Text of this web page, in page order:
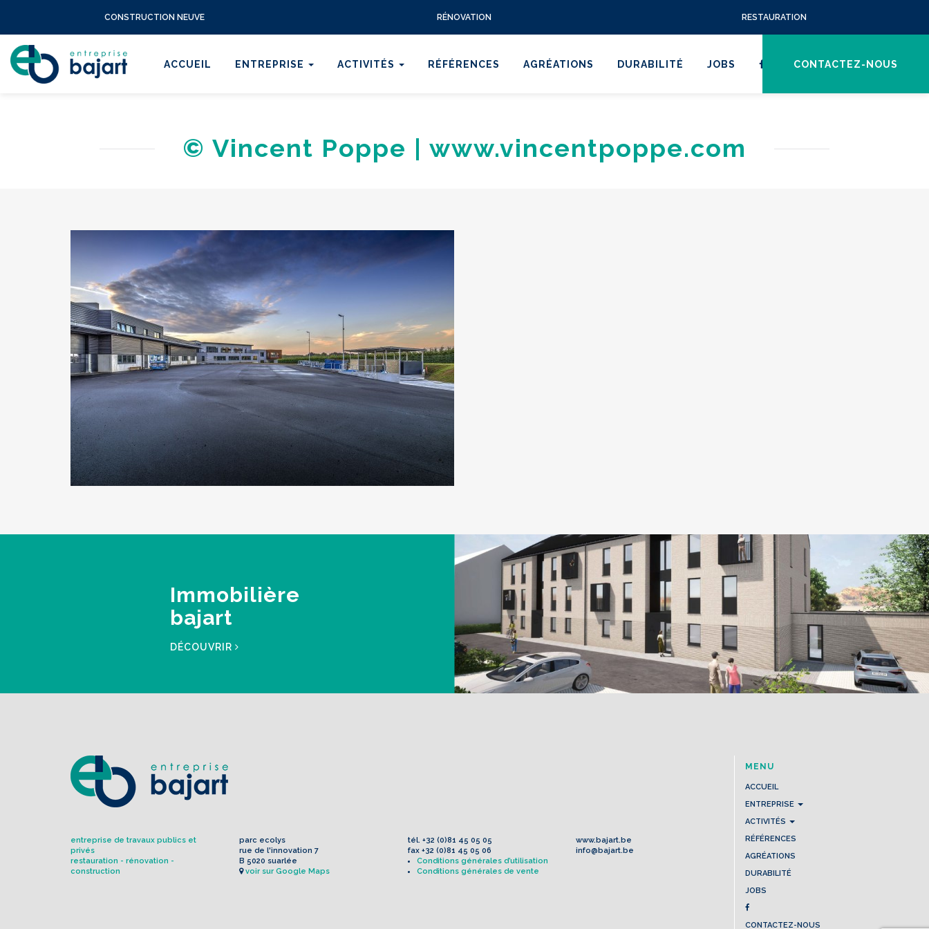
CONSTRUCTION NEUVE RÉNOVATION RESTAURATION
ACCUEIL ENTREPRISE ACTIVITÉS RÉFÉRENCES AGRÉATIONS DURABILITÉ JOBS CONTACTEZ-NOUS
© Vincent Poppe | www.vincentpoppe.com
Immobilière
bajart
DÉCOUVRIR
entreprise de travaux publics et
privés
restauration - rénovation -
construction
parc ecolys
rue de l'innovation 7
B 5020 suarlée
voir sur Google Maps
tél. +32 (0)81 45 05 05
fax +32 (0)81 45 05 06
Conditions générales d’utilisation
Conditions générales de vente
www.bajart.be
info@bajart.be
MENU
ACCUEIL
ENTREPRISE
ACTIVITÉS
RÉFÉRENCES
AGRÉATIONS
DURABILITÉ
JOBS
CONTACTEZ-NOUS